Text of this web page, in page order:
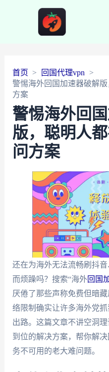
首页
回国代理vpn
警惕海外回国加速器破解
方案
警惕海外回
版，聪明人
问方案
还在为海外无法流畅刷抖
而烦躁吗？搜索“海外回国
厌倦了那些声称免费但暗
络限制确实让许多海外党
出路。这篇文章不讲空洞
到位的解决方案，帮你解
务不可用的老大难问题。